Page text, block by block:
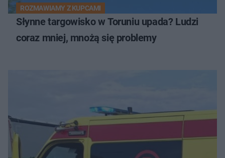
ROZMAWIAMY Z KUPCAMI
Słynne targowisko w Toruniu upada? Ludzi
coraz mniej, mnożą się problemy